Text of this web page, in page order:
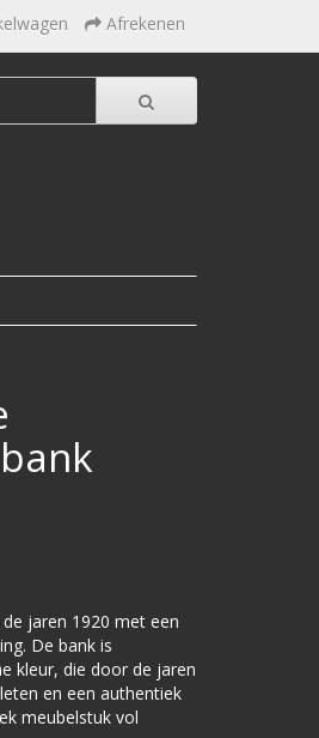
Afrekenen
jaren 1920 met een
De bank is
kleur, die door de jaren
en een authentiek
meubelstuk vol